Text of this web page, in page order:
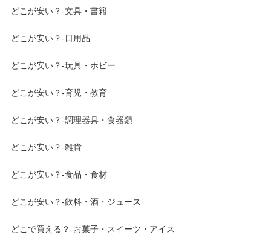
どこが安い？-文具・書籍
どこが安い？-日用品
どこが安い？-玩具・ホビー
どこが安い？-育児・教育
どこが安い？-調理器具・食器類
どこが安い？-雑貨
どこが安い？-食品・食材
どこが安い？-飲料・酒・ジュース
どこで買える？-お菓子・スイーツ・アイス